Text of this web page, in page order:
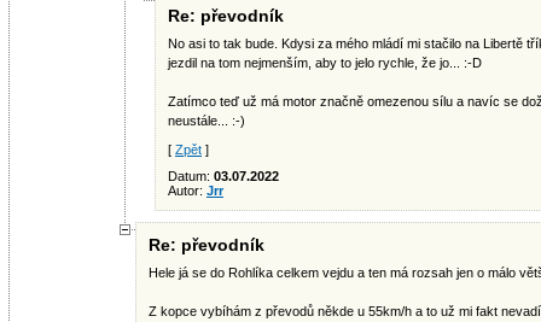
Re: převodník
No asi to tak bude. Kdysi za mého mládí mi stačilo na Libertě
jezdil na tom nejmenším, aby to jelo rychle, že jo... :-D
Zatímco teď už má motor značně omezenou sílu a navíc se
neustále... :-)
[ Zpět ]
Datum: 03.07.2022
Autor: Jrr
Re: převodník
Hele já se do Rohlíka celkem vejdu a ten má rozsah jen o málo
Z kopce vybíhám z převodů někde u 55km/h a to už mi fakt